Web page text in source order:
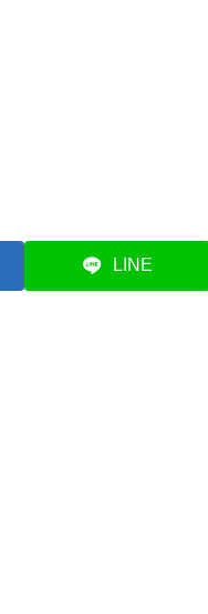
LINE